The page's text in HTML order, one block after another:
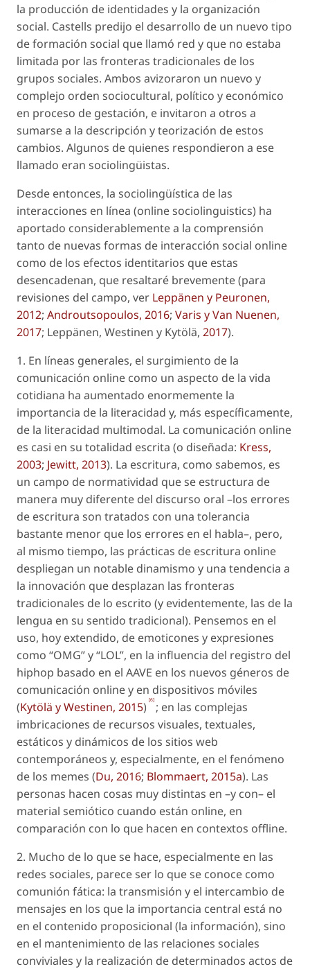
la producción de identidades y la organización
social. Castells predijo el desarrollo de un nuevo tipo
de formación social que llamó red y que no estaba
limitada por las fronteras tradicionales de los
grupos sociales. Ambos avizoraron un nuevo y
complejo orden sociocultural, político y económico
en proceso de gestación, e invitaron a otros a
sumarse a la descripción y teorización de estos
cambios. Algunos de quienes respondieron a ese
llamado eran sociolingüistas.
Desde entonces, la sociolingüística de las
interacciones en línea (online sociolinguistics) ha
aportado considerablemente a la comprensión
tanto de nuevas formas de interacción social online
como de los efectos identitarios que estas
desencadenan, que resaltaré brevemente (para
revisiones del campo, ver Leppänen y Peuronen,
2012; Androutsopoulos, 2016; Varis y Van Nuenen,
2017; Leppänen, Westinen y Kytölä, 2017).
1. En líneas generales, el surgimiento de la
comunicación online como un aspecto de la vida
cotidiana ha aumentado enormemente la
importancia de la literacidad y, más específicamente,
de la literacidad multimodal. La comunicación online
es casi en su totalidad escrita (o diseñada: Kress,
2003; Jewitt, 2013). La escritura, como sabemos, es
un campo de normatividad que se estructura de
manera muy diferente del discurso oral –los errores
de escritura son tratados con una tolerancia
bastante menor que los errores en el habla–, pero,
al mismo tiempo, las prácticas de escritura online
despliegan un notable dinamismo y una tendencia a
la innovación que desplazan las fronteras
tradicionales de lo escrito (y evidentemente, las de la
lengua en su sentido tradicional). Pensemos en el
uso, hoy extendido, de emoticones y expresiones
como “OMG” y “LOL”, en la influencia del registro del
hiphop basado en el AAVE en los nuevos géneros de
comunicación onliney en dispositivos móviles
(Kytölä y Westinen, 2015) [6] ; en las complejas
imbricaciones de recursos visuales, textuales,
estáticos y dinámicos de los sitios web
contemporáneos y, especialmente, en el fenómeno
de los memes (Du, 2016; Blommaert, 2015a). Las
personas hacen cosas muy distintas en –y con– el
material semiótico cuando están online, en
comparación con lo que hacen en contextos offline.
2. Mucho de lo que se hace, especialmente en las
redes sociales, parece ser lo que se conoce como
comunión fática: la transmisión y el intercambio de
mensajes en los que la importancia central está no
en el contenido proposicional (la información), sino
en el mantenimiento de las relaciones sociales
conviviales y la realización de determinados actos de